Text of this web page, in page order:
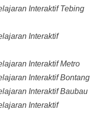
Interaktif Tebing
Interaktif
Interaktif Metro
Interaktif Bontang
Interaktif Baubau
Interaktif